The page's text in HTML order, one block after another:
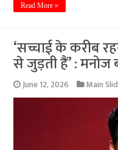
Read More »
‘सच्चाई के करीब
से जुड़ती हैं’ : मनोज
June 12, 2026 Main